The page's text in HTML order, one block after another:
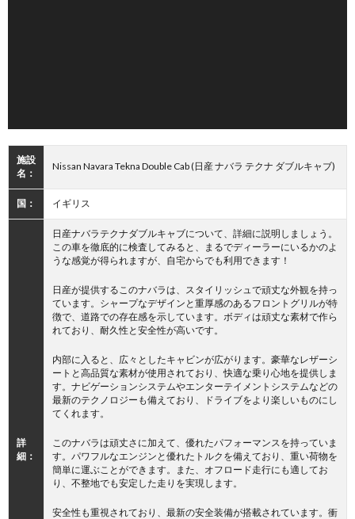
施設
名：
Nissan Navara Tekna Double Cab (日産 ナバラ テクナ ダブルキャブ)
国： イギリス
詳
細：
日産ナバラテクナダブルキャブについて、詳細に説明しましょう。
この車を徹底的に検査してみると、まるでディーラーにいるかのよ
うな感覚が得られますが、自宅からでも利用できます！
日産が提供するこのナバラは、スタイリッシュで頑丈な外観を持っ
ています。シャープなデザインと重厚感のあるフロントグリルが特
徴で、道路での存在感を示しています。ボディは頑丈な素材で作ら
れており、耐久性と安全性が高いです。
内部に入ると、広々としたキャビンが広がります。豪華なレザーシ
ートと高品質な素材が使用されており、快適な乗り心地を提供しま
す。ナビゲーションシステムやエンターテイメントシステムなどの
最新のテクノロジーも備えており、ドライブをより楽しいものにし
てくれます。
このナバラは頑丈さに加えて、優れたパフォーマンスを持っていま
す。パワフルなエンジンと優れたトルクを備えており、重い荷物を
簡単に運ぶことができます。また、オフロード走行にも適してお
り、不整地でも安定した走りを実現します。
安全性も重視されており、最新の安全装備が搭載されています。衝